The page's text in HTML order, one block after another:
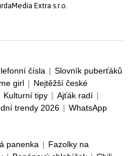
Extra s.r.o.
čísla | Slovník puberťáků
girl | Nejtěžší české
Kulturní tipy | Ajťák radí |
trendy 2026 | WhatsApp
panenka | Fazolky na